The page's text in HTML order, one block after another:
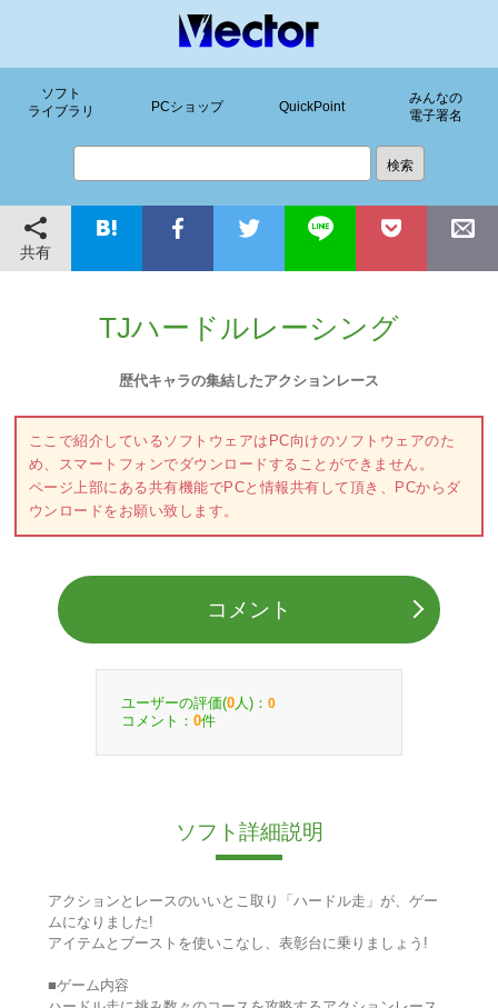
ソフト
ライブラリ
PCショップ QuickPoint
みんなの
電子署名
共有
TJハードルレーシング
歴代キャラの集結したアクションレース
ここで紹介しているソフトウェアはPC向けのソフトウェアのた
め、スマートフォンでダウンロードすることができません。
ページ上部にある共有機能でPCと情報共有して頂き、PCからダ
ウンロードをお願い致します。
コメント
ユーザーの評価(0 人)： 0
コメント： 0件
ソフト詳細説明
アクションとレースのいいとこ取り「ハードル走」が、ゲー
ムになりました!
アイテムとブーストを使いこなし、表彰台に乗りましょう!
■ゲーム内容